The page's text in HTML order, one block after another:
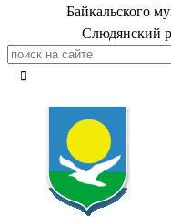
Байкальского
Слюдянский